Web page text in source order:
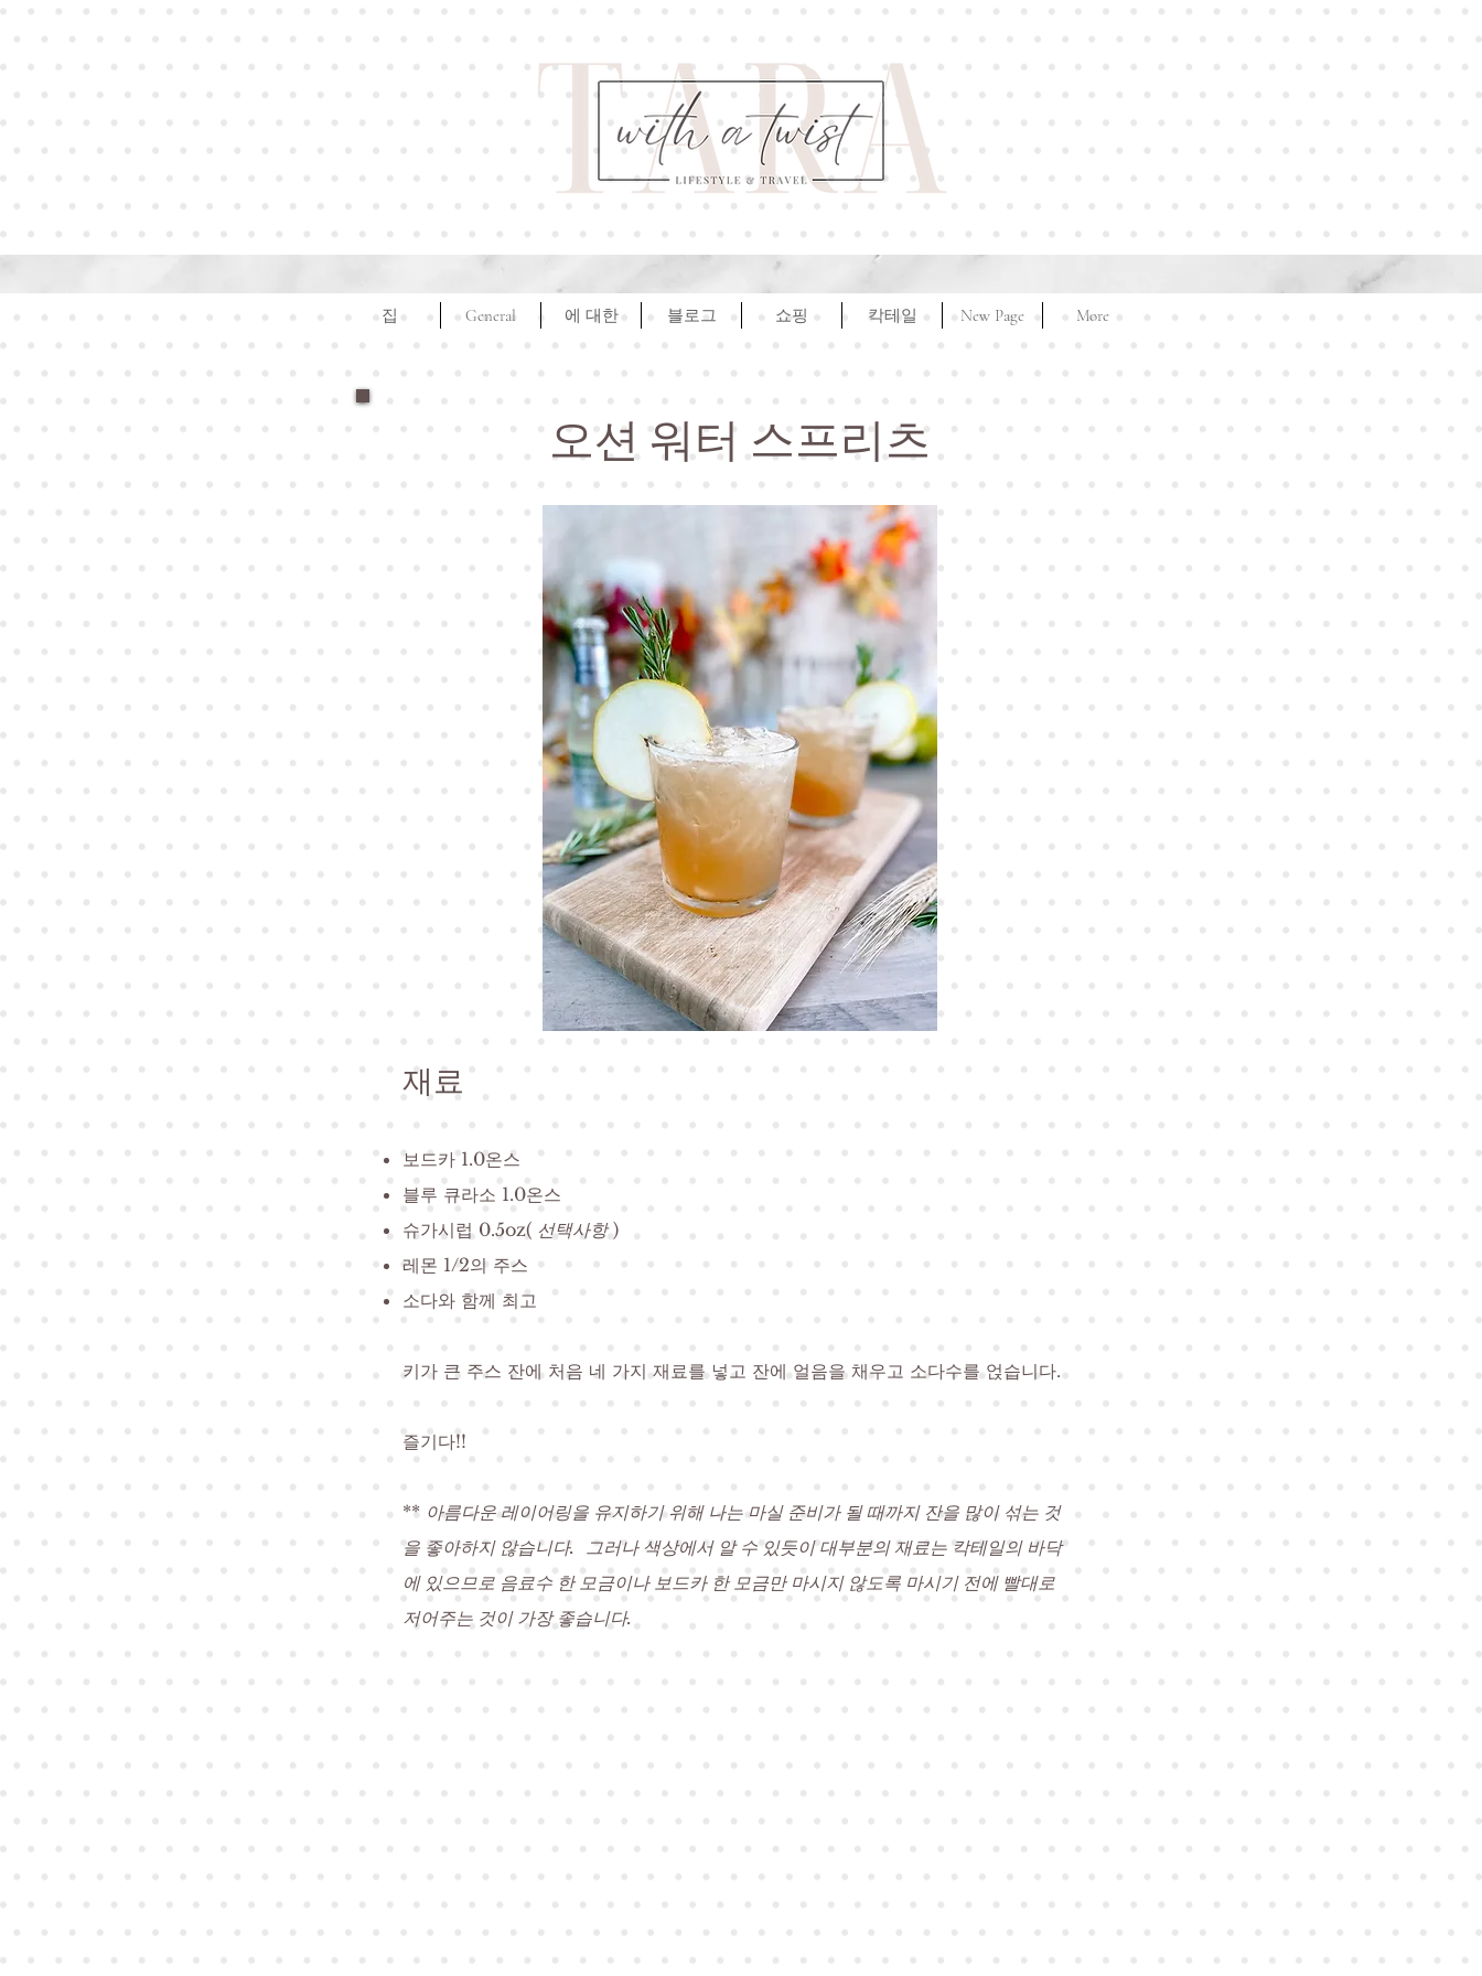
집 General 에 대한 블로그 쇼핑 칵테일 New Page More
오션 워터 스프리츠
재료
보드카 1.0온스
블루 큐라소 1.0온스
슈가시럽 0.5oz( 선택사항)
레몬 1/2의 주스
소다와 함께 최고
키가 큰 주스 잔에 처음 네 가지 재료를 넣고 잔에 얼음을 채우고 소다수를 얹습니다.
즐기다!!
** 아름다운 레이어링을 유지하기 위해 나는 마실 준비가 될 때까지 잔을 많이 섞는 것
을 좋아하지 않습니다.
그러나 색상에서 알 수 있듯이 대부분의 재료는 칵테일의 바닥
에 있으므로 음료수 한 모금이나 보드카 한 모금만 마시지 않도록 마시기 전에 빨대로
저어주는 것이 가장 좋습니다.